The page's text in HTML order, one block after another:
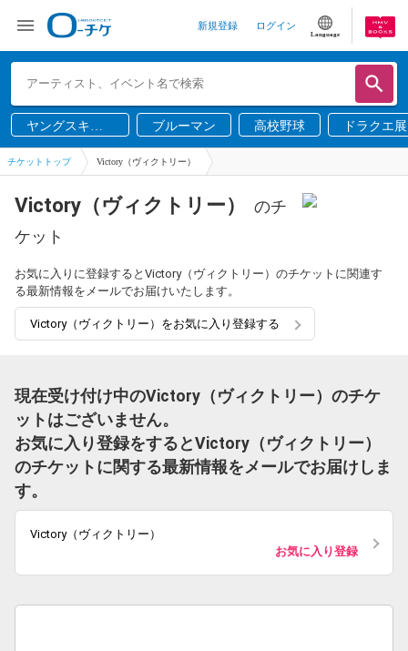
新規登録 ログイン
Language
ヤングスキニ
ー
ブルーマン 高校野球 ドラクエ展
チケットトップ Victory（ヴィクトリー）
Victory（ヴィクトリー）
のチ
ケット
お気に入りに登録するとVictory（ヴィクトリー）のチケットに関連す
る最新情報をメールでお届けいたします。
Victory（ヴィクトリー）をお気に入り登録する
現在受け付け中のVictory（ヴィクトリー）のチケ
ットはございません。
お気に入り登録をするとVictory（ヴィクトリー）
のチケットに関する最新情報をメールでお届けしま
す。
Victory（ヴィクトリー）
お気に入り登録